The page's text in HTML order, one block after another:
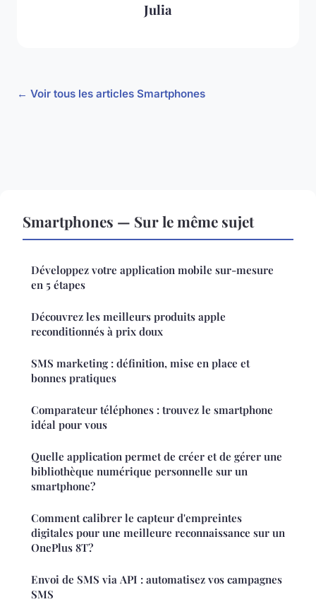
Julia
← Voir tous les articles Smartphones
Smartphones — Sur le même sujet
Développez votre application mobile sur-mesure
en 5 étapes
Découvrez les meilleurs produits apple
reconditionnés à prix doux
SMS marketing : définition, mise en place et
bonnes pratiques
Comparateur téléphones : trouvez le smartphone
idéal pour vous
Quelle application permet de créer et de gérer une
bibliothèque numérique personnelle sur un
smartphone?
Comment calibrer le capteur d'empreintes
digitales pour une meilleure reconnaissance sur un
OnePlus 8T?
Envoi de SMS via API : automatisez vos campagnes
SMS